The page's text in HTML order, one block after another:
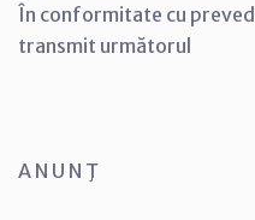
În conformitate cu
transmit următorul
A N U N Ţ